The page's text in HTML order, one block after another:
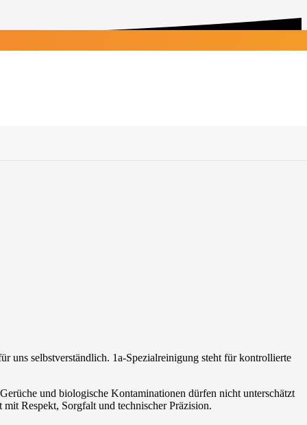
uns selbstverständlich. 1a-Spezialreinigung steht für kontrollierte
und biologische Kontaminationen dürfen nicht unterschätzt
Respekt, Sorgfalt und technischer Präzision.